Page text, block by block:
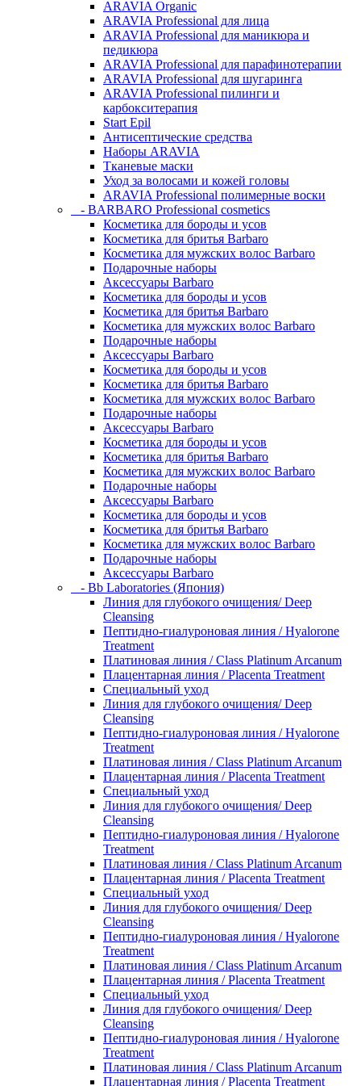
ARAVIA Organic
ARAVIA Professional для лица
ARAVIA Professional для маникюра и
педикюра
ARAVIA Professional для парафинотерапии
ARAVIA Professional для шугаринга
ARAVIA Professional пилинги и
карбокситерапия
Start Epil
Антисептические средства
Наборы ARAVIA
Тканевые маски
Уход за волосами и кожей головы
ARAVIA Professional полимерные воски
- BARBARO Professional cosmetics
Косметика для бороды и усов
Косметика для бритья Barbaro
Косметика для мужских волос Barbaro
Подарочные наборы
Аксессуары Barbaro
Косметика для бороды и усов
Косметика для бритья Barbaro
Косметика для мужских волос Barbaro
Подарочные наборы
Аксессуары Barbaro
Косметика для бороды и усов
Косметика для бритья Barbaro
Косметика для мужских волос Barbaro
Подарочные наборы
Аксессуары Barbaro
Косметика для бороды и усов
Косметика для бритья Barbaro
Косметика для мужских волос Barbaro
Подарочные наборы
Аксессуары Barbaro
Косметика для бороды и усов
Косметика для бритья Barbaro
Косметика для мужских волос Barbaro
Подарочные наборы
Аксессуары Barbaro
- Bb Laboratories (Япония)
Линия для глубокого очищения/ Deep
Cleansing
Пептидно-гиалуроновая линия / Hyalorone
Treatment
Платиновая линия / Class Platinum Arcanum
Плацентарная линия / Placenta Treatment
Специальный уход
Линия для глубокого очищения/ Deep
Cleansing
Пептидно-гиалуроновая линия / Hyalorone
Treatment
Платиновая линия / Class Platinum Arcanum
Плацентарная линия / Placenta Treatment
Специальный уход
Линия для глубокого очищения/ Deep
Cleansing
Пептидно-гиалуроновая линия / Hyalorone
Treatment
Платиновая линия / Class Platinum Arcanum
Плацентарная линия / Placenta Treatment
Специальный уход
Линия для глубокого очищения/ Deep
Cleansing
Пептидно-гиалуроновая линия / Hyalorone
Treatment
Платиновая линия / Class Platinum Arcanum
Плацентарная линия / Placenta Treatment
Специальный уход
Линия для глубокого очищения/ Deep
Cleansing
Пептидно-гиалуроновая линия / Hyalorone
Treatment
Платиновая линия / Class Platinum Arcanum
Плацентарная линия / Placenta Treatment